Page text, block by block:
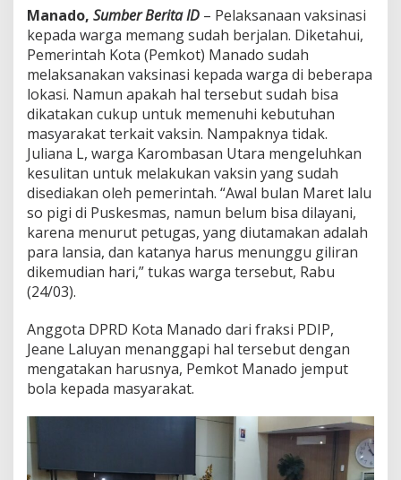
a
n
:
D
i
n
e
s
H
a
r
u
s
J
e
m
B
o
l
Manado, Sumber Berita ID – Pelaksanaan vaksinasi
kepada warga memang sudah berjalan. Diketahui,
Pemerintah Kota (Pemkot) Manado sudah
melaksanakan vaksinasi kepada warga di beberapa
lokasi. Namun apakah hal tersebut sudah bisa
dikatakan cukup untuk memenuhi kebutuhan
masyarakat terkait vaksin. Nampaknya tidak.
Juliana L, warga Karombasan Utara mengeluhkan
kesulitan untuk melakukan vaksin yang sudah
disediakan oleh pemerintah. “Awal bulan Maret lalu
so pigi di Puskesmas, namun belum bisa dilayani,
karena menurut petugas, yang diutamakan adalah
para lansia, dan katanya harus menunggu giliran
dikemudian hari,” tukas warga tersebut, Rabu
(24/03).
Anggota DPRD Kota Manado dari fraksi PDIP,
Jeane Laluyan menanggapi hal tersebut dengan
mengatakan harusnya, Pemkot Manado jemput
bola kepada masyarakat.